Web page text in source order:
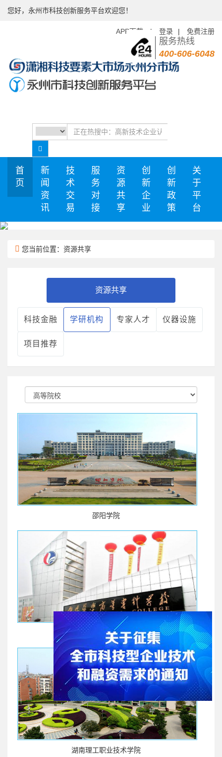
您好，永州市科技创新服务平台欢迎您！
APP下载 | 登录 | 免费注册
服务热线
400-606-6048
首
页
新
闻
资
讯
技
术
交
易
服
务
对
接
资
源
共
享
创
新
企
业
创
新
政
策
关
于
平
台
您当前位置：资源共享
资源共享
科技金融 学研机构 专家人才 仪器设施
项目推荐
邵阳学院
邵阳医学高等专科学校
湖南理工职业技术学院